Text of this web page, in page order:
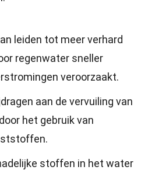
leiden tot meer verhard
regenwater sneller
veroorzaakt.
aan de vervuiling van
het gebruik van
stoffen in het water